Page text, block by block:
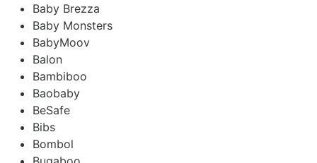
Baby Brezza
Baby Monsters
BabyMoov
Balon
Bambiboo
Baobaby
BeSafe
Bibs
Bombol